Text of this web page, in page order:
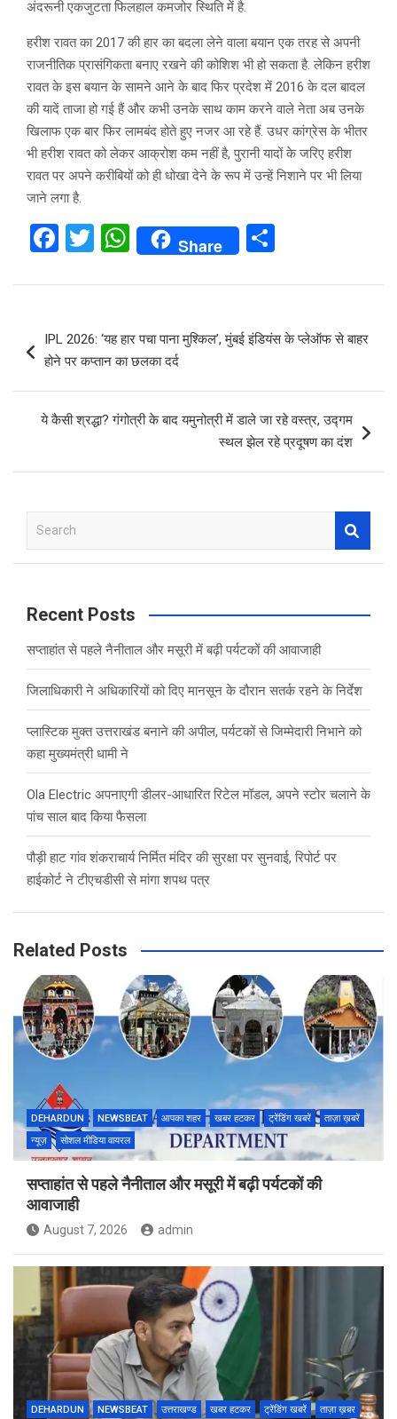
अंदरूनी एकजुटता फिलहाल कमजोर स्थिति में है.
हरीश रावत का 2017 की हार का बदला लेने वाला बयान एक तरह से अपनी
राजनीतिक प्रासंगिकता बनाए रखने की कोशिश भी हो सकता है. लेकिन हरीश
रावत के इस बयान के सामने आने के बाद फिर प्रदेश में 2016 के दल बादल
की यादें ताजा हो गई हैं और कभी उनके साथ काम करने वाले नेता अब उनके
खिलाफ एक बार फिर लामबंद होते हुए नजर आ रहे हैं. उधर कांग्रेस के भीतर
भी हरीश रावत को लेकर आक्रोश कम नहीं है, पुरानी यादों के जरिए हरीश
रावत पर अपने करीबियों को ही धोखा देने के रूप में उन्हें निशाने पर भी लिया
जाने लगा है.
F
ce
o
k
T
tt
W
at
A
p
Share
ar
e
navigation
IPL 2026: ‘यह हार पचा पाना मुश्किल’, मुंबई इंडियंस के प्लेऑफ से बाहर
होने पर कप्तान का छलका दर्द
ये कैसी श्रद्धा? गंगोत्री के बाद यमुनोत्री में डाले जा रहे वस्त्र, उद्गम
स्थल झेल रहे प्रदूषण का दंश
a
c
Recent Posts
सप्ताहांत से पहले नैनीताल और मसूरी में बढ़ी पर्यटकों की आवाजाही
जिलाधिकारी ने अधिकारियों को दिए मानसून के दौरान सतर्क रहने के निर्देश
प्लास्टिक मुक्त उत्तराखंड बनाने की अपील, पर्यटकों से जिम्मेदारी निभाने को
कहा मुख्यमंत्री धामी ने
Ola Electric अपनाएगी डीलर-आधारित रिटेल मॉडल, अपने स्टोर चलाने के
पांच साल बाद किया फैसला
पौड़ी हाट गांव शंकराचार्य निर्मित मंदिर की सुरक्षा पर सुनवाई, रिपोर्ट पर
हाईकोर्ट ने टीएचडीसी से मांगा शपथ पत्र
Related Posts
DEHARDUN NEWSBEAT आपका शहर खबर हटकर ट्रेंडिंग खबरें
ताज़ा ख़बरें
न्यूज़
सोशल मीडिया वायरल
सप्ताहांत से पहले नैनीताल और मसूरी में बढ़ी पर्यटकों की
आवाजाही
August 7, 2026 admin
DEHARDUN NEWSBEAT उत्तराखण्ड खबर हटकर ट्रेंडिंग खबरें
ताज़ा ख़बर